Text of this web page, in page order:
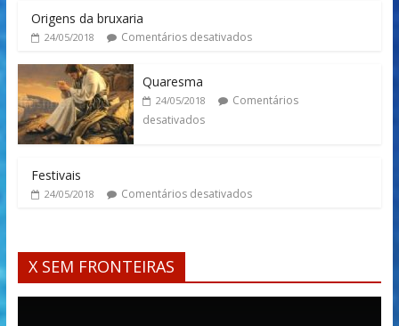
Origens da bruxaria
24/05/2018 Comentários desativados
Quaresma
24/05/2018
Comentários
desativados
Festivais
24/05/2018 Comentários desativados
X SEM FRONTEIRAS